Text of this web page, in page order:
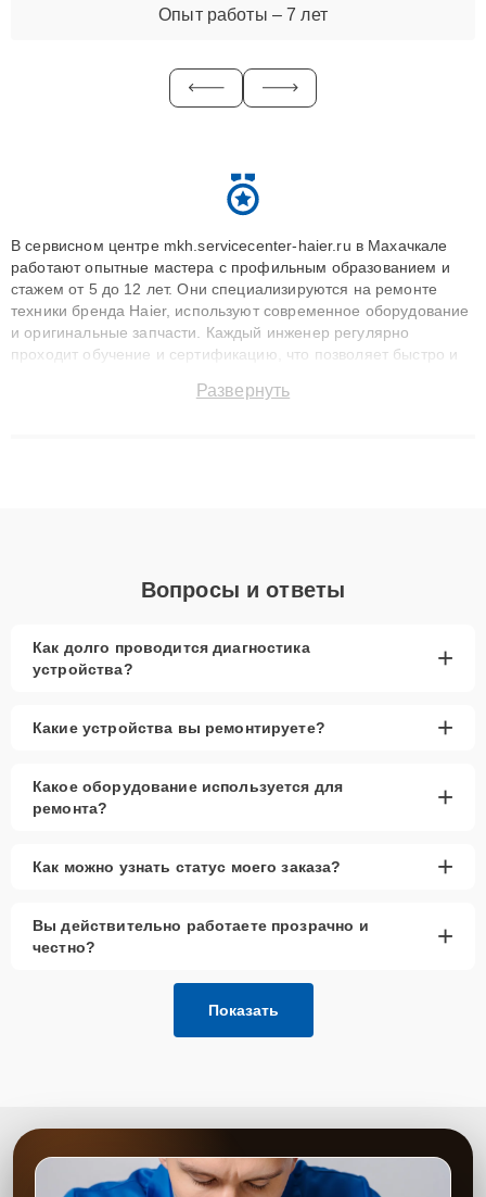
Опыт работы – 7 лет
В сервисном центре mkh.servicecenter-haier.ru в Махачкале
работают опытные мастера с профильным образованием и
стажем от 5 до 12 лет. Они специализируются на ремонте
техники бренда Haier, используют современное оборудование
и оригинальные запчасти. Каждый инженер регулярно
проходит обучение и сертификацию, что позволяет быстро и
сохранением гарантии до 3 лет. Наши мастера решают
Развернуть
Вопросы и ответы
Как долго проводится диагностика
устройства?
+
Какие устройства вы ремонтируете? +
Какое оборудование используется для
ремонта?
+
Как можно узнать статус моего заказа? +
Вы действительно работаете прозрачно и
честно?
+
Показать